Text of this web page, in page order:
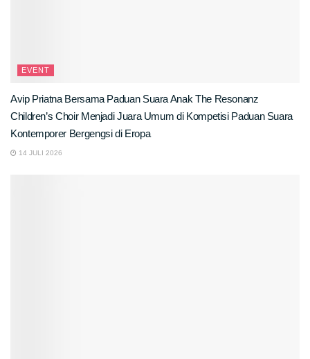
EVENT
Avip Priatna Bersama Paduan Suara Anak The Resonanz
Children’s Choir Menjadi Juara Umum di Kompetisi Paduan Suara
Kontemporer Bergengsi di Eropa
14 JULI 2026